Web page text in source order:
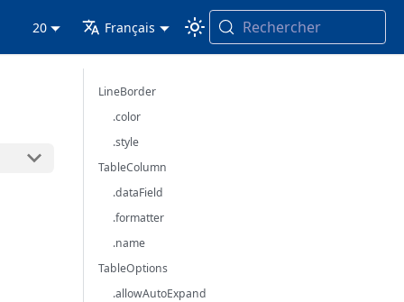
20 Français Rechercher
LineBorder
.color
.style
TableColumn
.dataField
.formatter
.name
TableOptions
.allowAutoExpand